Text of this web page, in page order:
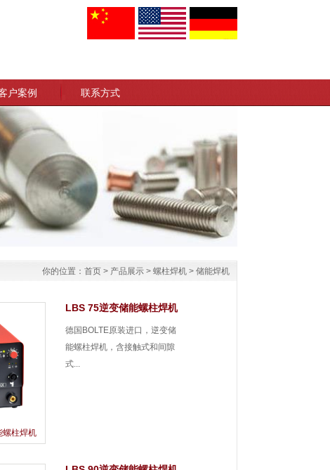
户案例 联系方式
你的位置： 首页 > 产品展示 > 螺柱焊机 > 储能焊机
螺柱焊机
LBS 75逆变储能螺柱焊机
德国BOLTE原装进口，逆变储
能螺柱焊机，含接触式和间隙
式...